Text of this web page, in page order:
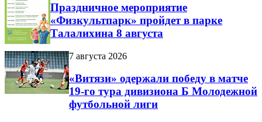
Праздничное мероприятие
«Физкультпарк» пройдет в парке
Талалихина 8 августа
7 августа 2026
«Витязи» одержали победу в матче
19-го тура дивизиона Б Молодежной
футбольной лиги